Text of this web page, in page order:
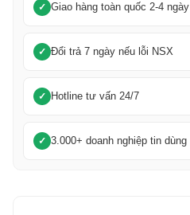
Giao hàng toàn quốc 2-4 ngày
Đổi trả 7 ngày nếu lỗi NSX
Hotline tư vấn 24/7
3.000+ doanh nghiệp tin dùng